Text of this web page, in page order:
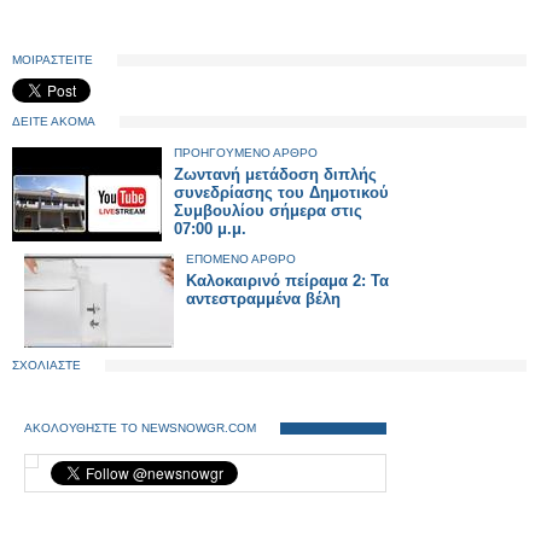
ΜΟΙΡΑΣΤΕΙΤΕ
ΔΕΙΤΕ ΑΚΟΜΑ
ΠΡΟΗΓΟΥΜΕΝΟ ΑΡΘΡΟ
Ζωντανή μετάδοση διπλής
συνεδρίασης του Δημοτικού
Συμβουλίου σήμερα στις
07:00 μ.μ.
ΕΠΟΜΕΝΟ ΑΡΘΡΟ
Καλοκαιρινό πείραμα 2: Τα
αντεστραμμένα βέλη
ΣΧΟΛΙΑΣΤΕ
ΑΚΟΛΟΥΘΗΣΤΕ ΤΟ NEWSNOWGR.COM